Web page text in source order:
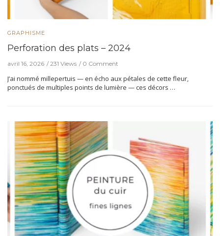
GRAPHISME
Perforation des plats – 2024
avril 16, 2026 231 Views 0 Comment
J’ai nommé millepertuis — en écho aux pétales de cette fleur,
ponctués de multiples points de lumière — ces décors …